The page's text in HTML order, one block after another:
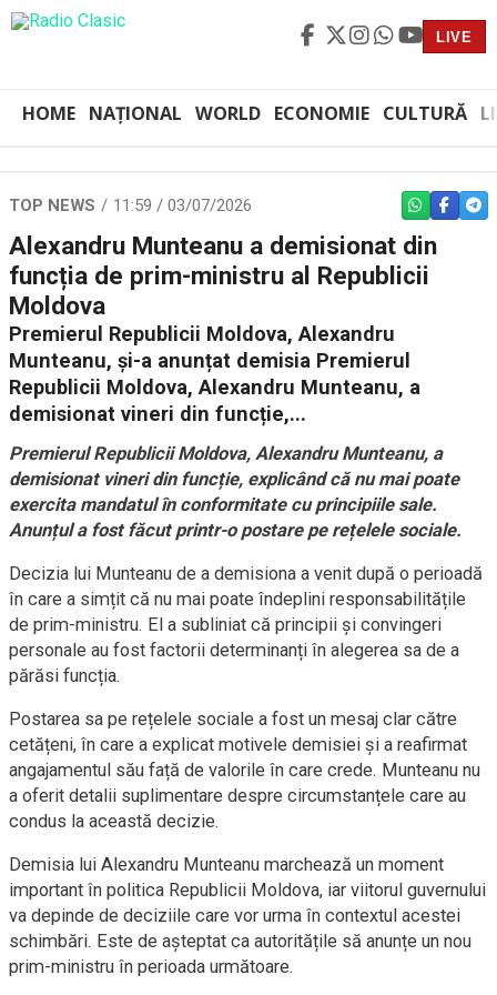
LIVE
HOME NAȚIONAL WORLD ECONOMIE CULTURĂ
TOP NEWS 11:59 / 03/07/2026 WHATSAPP
Alexandru Munteanu a demisionat din
funcția de prim-ministru al Republicii
Moldova
Premierul Republicii Moldova, Alexandru
Munteanu, și-a anunțat demisia Premierul
Republicii Moldova, Alexandru Munteanu, a
demisionat vineri din funcție,...
Premierul Republicii Moldova, Alexandru Munteanu, a
demisionat vineri din funcție, explicând că nu mai poate
exercita mandatul în conformitate cu principiile sale.
Anunțul a fost făcut printr-o postare pe rețelele sociale.
Decizia lui Munteanu de a demisiona a venit după o perioadă
în care a simțit că nu mai poate îndeplini responsabilitățile
de prim-ministru. El a subliniat că principii și convingeri
personale au fost factorii determinanți în alegerea sa de a
părăsi funcția.
Postarea sa pe rețelele sociale a fost un mesaj clar către
cetățeni, în care a explicat motivele demisiei și a reafirmat
angajamentul său față de valorile în care crede. Munteanu nu
a oferit detalii suplimentare despre circumstanțele care au
condus la această decizie.
Demisia lui Alexandru Munteanu marchează un moment
important în politica Republicii Moldova, iar viitorul guvernului
va depinde de deciziile care vor urma în contextul acestei
schimbări. Este de așteptat ca autoritățile să anunțe un nou
prim-ministru în perioada următoare.